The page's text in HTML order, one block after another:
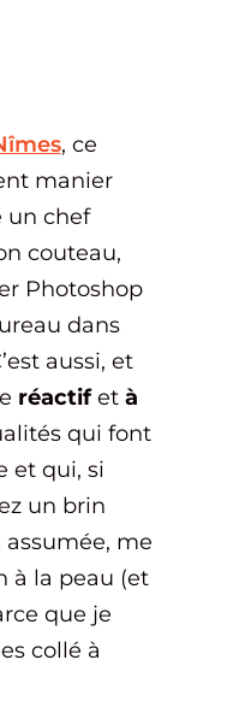
, ce
manier
un chef
couteau,
Photoshop
dans
aussi, et
réactifet à
qui font
et qui, si
un brin
me
à la peau (et
que je
collé à